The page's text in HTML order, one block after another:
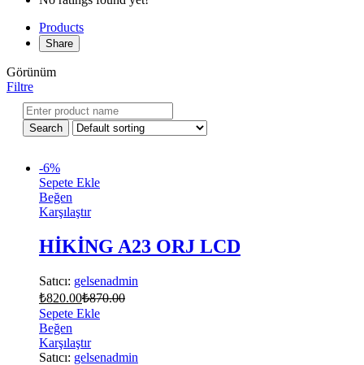
Products
Share
Görünüm
Filtre
-6%
Sepete Ekle
Beğen
Karşılaştır
HİKİNG A23 ORJ LCD
Satıcı: gelsenadmin
₺820.00₺870.00
Sepete Ekle
Beğen
Karşılaştır
Satıcı: gelsenadmin